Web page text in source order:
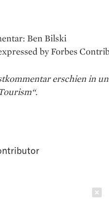
Ben Bilski
by Forbes
erschien in